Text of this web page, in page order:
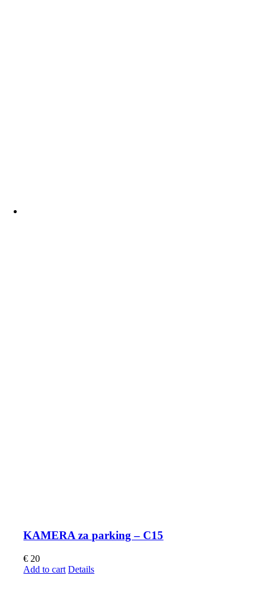
KAMERA za parking – C15
€ 20
Add to cart Details